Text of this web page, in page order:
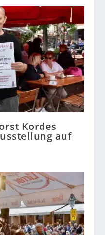
Kordes
auf